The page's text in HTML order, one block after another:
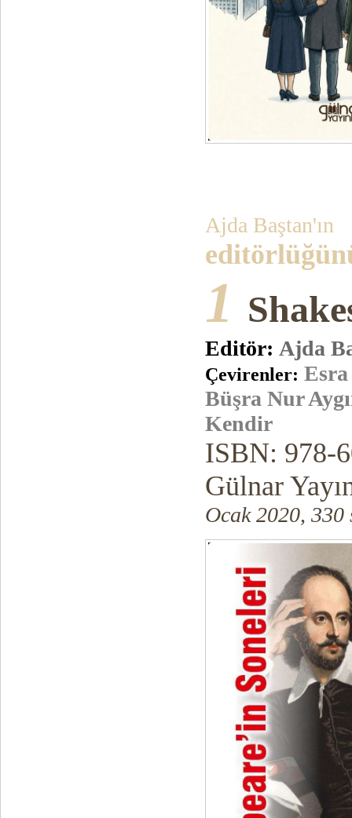
Ajda Baştan'ın
1
Editör: Ajda
Çevirenler:
Büşra Nur
Kendir
ISBN: 978-
Gülnar
Ocak 2020, 330